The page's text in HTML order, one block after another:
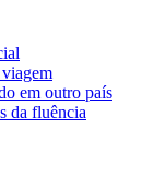
em outro país
da fluência